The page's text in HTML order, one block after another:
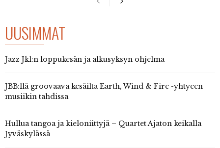
UUSIMMAT
Jazz Jkl:n loppukesän ja alkusyksyn ohjelma
JBB:llä groovaava kesäilta Earth, Wind & Fire -yhtyeen
musiikin tahdissa
Hullua tangoa ja kieloniittyjä – Quartet Ajaton keikalla
Jyväskylässä